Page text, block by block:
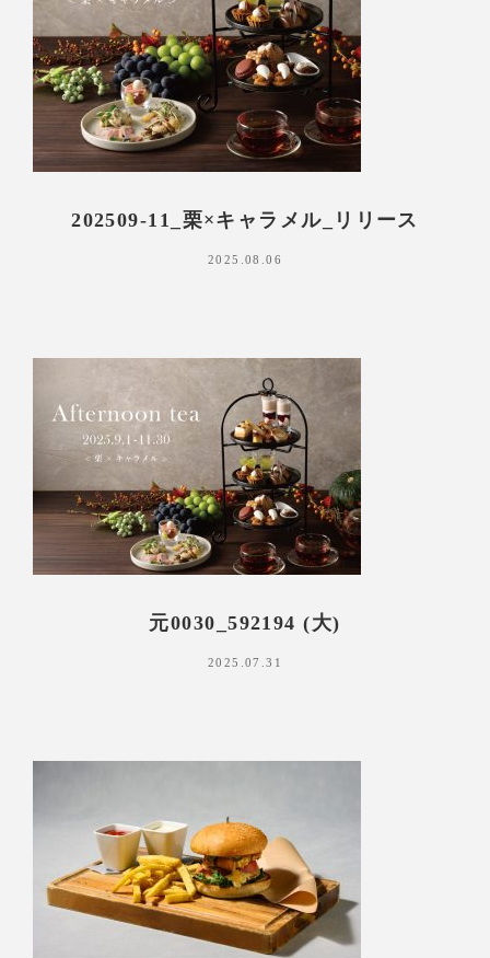
202509-11_栗×キャラメル_リリース
2025.08.06
元0030_592194 (大)
2025.07.31